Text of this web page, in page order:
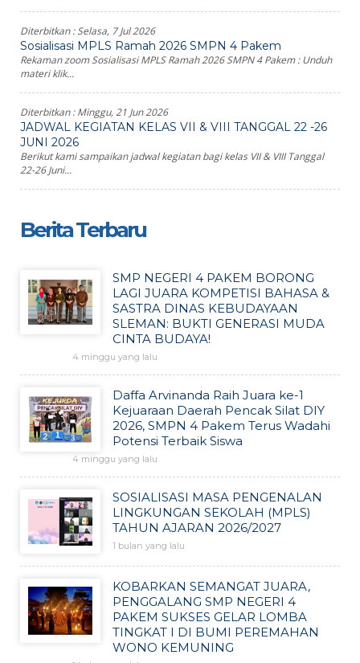
Diterbitkan :Selasa, 7 Jul 2026
Sosialisasi MPLS Ramah 2026 SMPN 4 Pakem
Rekaman zoom Sosialisasi MPLS Ramah 2026 SMPN 4 Pakem : Unduh
materi klik...
Diterbitkan :Minggu, 21 Jun 2026
JADWAL KEGIATAN KELAS VII & VIII TANGGAL 22 -26
JUNI 2026
Berikut kami sampaikan jadwal kegiatan bagi kelas VII & VIII Tanggal
22-26 Juni...
Berita Terbaru
SMP NEGERI 4 PAKEM BORONG
LAGI JUARA KOMPETISI BAHASA &
SASTRA DINAS KEBUDAYAAN
SLEMAN: BUKTI GENERASI MUDA
CINTA BUDAYA!
4 minggu yang lalu
Daffa Arvinanda Raih Juara ke-1
Kejuaraan Daerah Pencak Silat DIY
2026, SMPN 4 Pakem Terus Wadahi
Potensi Terbaik Siswa
4 minggu yang lalu
SOSIALISASI MASA PENGENALAN
LINGKUNGAN SEKOLAH (MPLS)
TAHUN AJARAN 2026/2027
1 bulan yang lalu
KOBARKAN SEMANGAT JUARA,
PENGGALANG SMP NEGERI 4
PAKEM SUKSES GELAR LOMBA
TINGKAT I DI BUMI PEREMAHAN
WONO KEMUNING